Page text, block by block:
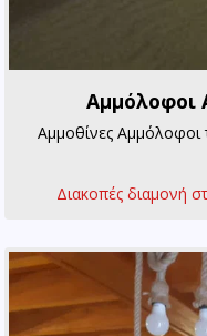
Αμμόλοφοι
Αμμοθίνες Αμμόλοφοι
Διακοπές διαμονή